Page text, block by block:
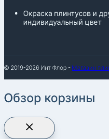
Окраска плинтусов и
индивидуальный цвет
© 2019-2026 Инт Флор - Магазин
Обзор корзины